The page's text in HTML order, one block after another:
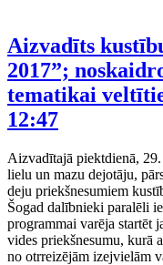
Aizvadīts
2017”;
tematikai
12:47
Aizvadītajā piektdienā,
lielu un mazu dejotāju,
deju priekšnesumiem
Šogad dalībnieki paralēli
programmai varēja startēt
vides priekšnesumu, kurā
no otrreizējām izejvielām